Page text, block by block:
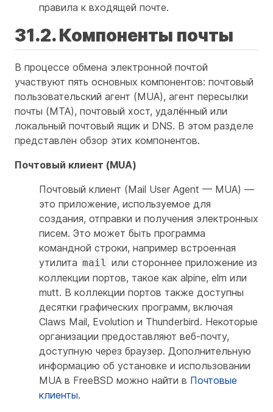
правила к входящей почте.
31.2. Компоненты почты
В процессе обмена электронной почтой
участвуют пять основных компонентов: почтовый
пользовательский агент (MUA), агент пересылки
почты (MTA), почтовый хост, удалённый или
локальный почтовый ящик и DNS. В этом разделе
представлен обзор этих компонентов.
Почтовый клиент (MUA)
Почтовый клиент (Mail User Agent — MUA) —
это приложение, используемое для
создания, отправки и получения электронных
писем. Это может быть программа
командной строки, например встроенная
утилита mail
или стороннее приложение из
коллекции портов, такое как alpine, elm или
mutt. В коллекции портов также доступны
десятки графических программ, включая
Claws Mail, Evolution и Thunderbird. Некоторые
организации предоставляют веб-почту,
доступную через браузер. Дополнительную
информацию об установке и использовании
MUA в FreeBSD можно найти в Почтовые
клиенты.